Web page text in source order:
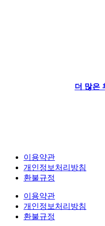
더 많은
이용약관
개인정보처리방침
환불규정
이용약관
개인정보처리방침
환불규정